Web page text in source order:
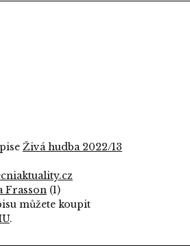
Živá hudba 2022/13
Frasson (1)
můžete koupit
.